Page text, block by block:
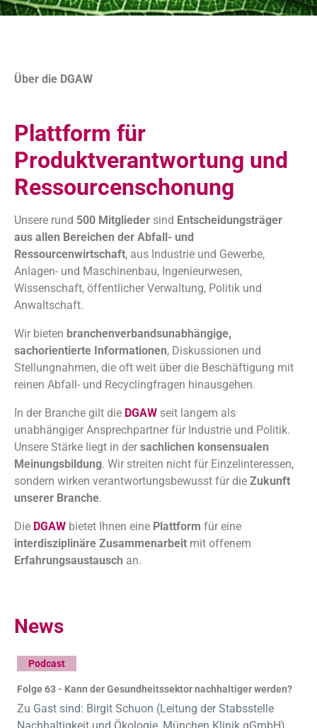
Über die DGAW
Plattform für
Produktverantwortung und
Ressourcenschonung
Unsere rund 500 Mitglieder sind Entscheidungsträger
aus allen Bereichen der Abfall- und
Ressourcenwirtschaft, aus Industrie und Gewerbe,
Anlagen- und Maschinenbau, Ingenieurwesen,
Wissenschaft, öffentlicher Verwaltung, Politik und
Anwaltschaft.
Wir bieten branchenverbandsunabhängige,
sachorientierte Informationen, Diskussionen und
Stellungnahmen, die oft weit über die Beschäftigung mit
reinen Abfall- und Recyclingfragen hinausgehen.
In der Branche gilt die DGAW seit langem als
unabhängiger Ansprechpartner für Industrie und Politik.
Unsere Stärke liegt in der sachlichen konsensualen
Meinungsbildung. Wir streiten nicht für Einzelinteressen,
sondern wirken verantwortungsbewusst für die Zukunft
unserer Branche.
Die DGAW bietet Ihnen eine Plattform für eine
interdisziplinäre Zusammenarbeit mit offenem
Erfahrungsaustausch an.
News
Podcast
Folge 63 - Kann der Gesundheitssektor nachhaltiger werden?
Zu Gast sind: Birgit Schuon (Leitung der Stabsstelle